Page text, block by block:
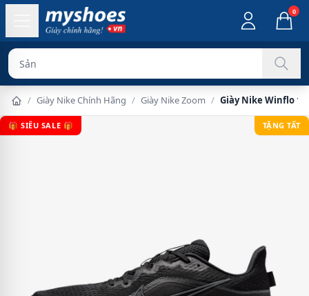
0
Sản phẩm chín
/ Giày Nike Chính Hãng / Giày Nike Zoom / Giày Nike Winflo
🎁 SIÊU SALE 🎁 TẶNG TẤT